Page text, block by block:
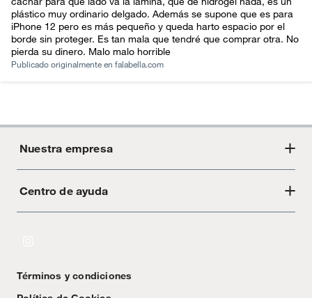
plástico muy ordinario delgado. Además se supone que es para
iPhone 12 pero es más pequeño y queda harto espacio por el
borde sin proteger. Es tan mala que tendré que comprar otra. No
pierda su dinero. Malo malo horrible
Publicado originalmente en falabella.com
Nuestra empresa
Acerca de Crate
Centro de ayuda
Textos Legales
Términos y condiciones